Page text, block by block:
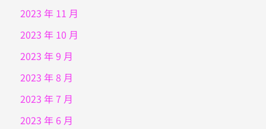
2023 年 11 月
2023 年 10 月
2023 年 9 月
2023 年 8 月
2023 年 7 月
2023 年 6 月